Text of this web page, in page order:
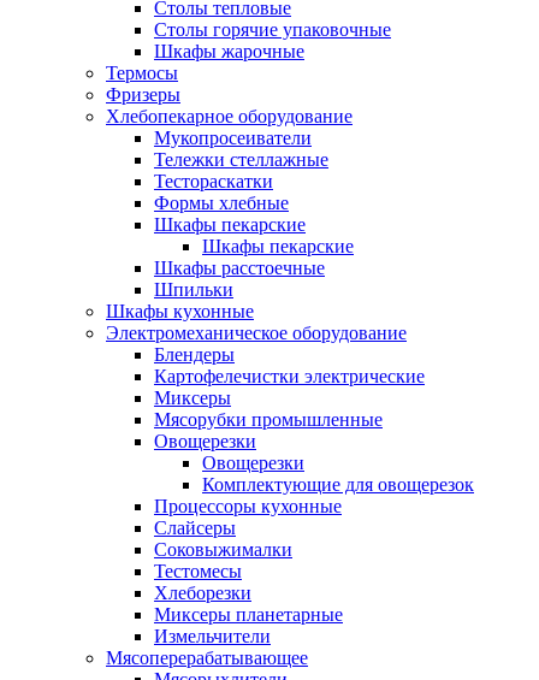
Столы тепловые
Столы горячие упаковочные
Шкафы жарочные
Термосы
Фризеры
Хлебопекарное оборудование
Мукопросеиватели
Тележки стеллажные
Тестораскатки
Формы хлебные
Шкафы пекарские
Шкафы пекарские
Шкафы расстоечные
Шпильки
Шкафы кухонные
Электромеханическое оборудование
Блендеры
Картофелечистки электрические
Миксеры
Мясорубки промышленные
Овощерезки
Овощерезки
Комплектующие для овощерезок
Процессоры кухонные
Слайсеры
Соковыжималки
Тестомесы
Хлеборезки
Миксеры планетарные
Измельчители
Мясоперерабатывающее